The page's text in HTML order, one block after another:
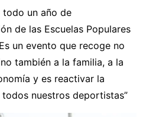
todo un año de
de las Escuelas Populares
un evento que recoge no
también a la familia, a la
y es reactivar la
nuestros deportistas”